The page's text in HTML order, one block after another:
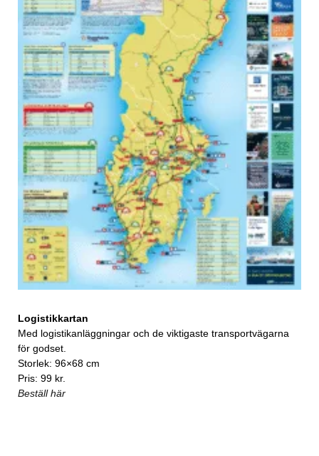
Logistikkartan
Med logistikanläggningar och de viktigaste transportvägarna
för godset.
Storlek: 96×68 cm
Pris: 99 kr.
Beställ här